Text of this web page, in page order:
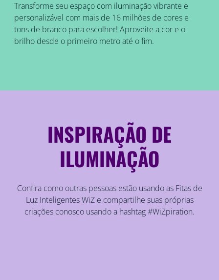
Transforme seu espaço com iluminação vibrante e
personalizável com mais de 16 milhões de cores e
tons de branco para escolher! Aproveite a cor e o
brilho desde o primeiro metro até o fim.
INSPIRAÇÃO DE
ILUMINAÇÃO
Confira como outras pessoas estão usando as Fitas de
Luz Inteligentes WiZ e compartilhe suas próprias
criações conosco usando a hashtag #WiZpiration.